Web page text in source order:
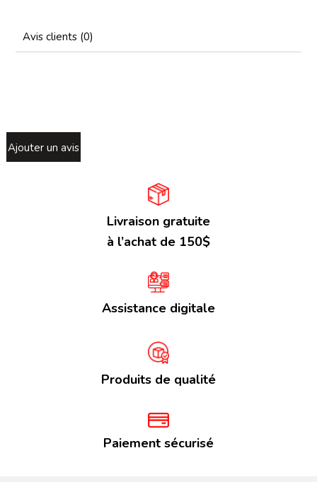
Avis clients (0)
Ajouter un avis
Livraison gratuite
à l’achat de 150$
Assistance digitale
Produits de qualité
Paiement sécurisé